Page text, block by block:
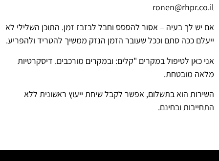
ronen@rhpr.co.il
אם יש לך בעיה – אסור להססס וחבל לבזבז זמן. התוכן השלילי לא
ייעלם ככה סתם וככל שעובר הזמן הנזק ממשיך להטריד ולהפריע.
אני כאן לטיפול במקרים "קלים: ובמקרים מורכבים. דיסקרטיות
מלאה מובטחת.
השירות הוא בתשלום, אפשר לקבל שיחת ייעוץ ראשונית ללא
התחייבות ובחינם.